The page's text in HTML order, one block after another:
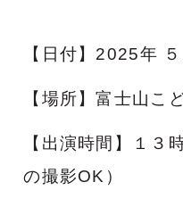
【日付】2025年
【場所】富士山こ
【出演時間】１３
の撮影OK）